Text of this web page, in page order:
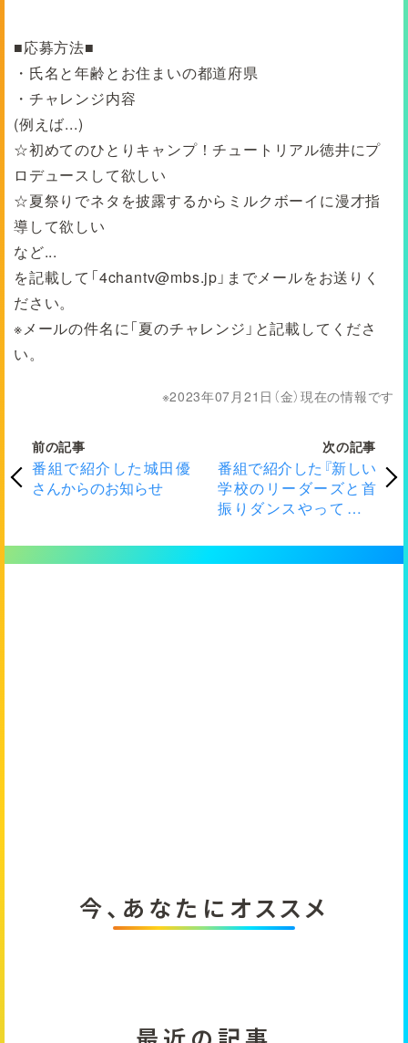
■応募方法■
・氏名と年齢とお住まいの都道府県
・チャレンジ内容
(例えば...)
☆初めてのひとりキャンプ！チュートリアル徳井にプ
ロデュースして欲しい
☆夏祭りでネタを披露するからミルクボーイに漫才指
導して欲しい
など...
を記載して「4chantv@mbs.jp」までメールをお送りく
ださい。
※メールの件名に「夏のチャレンジ」と記載してくださ
い。
2023年07月21日（金）現在の情報です
前の記事
番組で紹介した城田優
さんからのお知らせ
次の記事
番組で紹介した『新しい
学校のリーダーズと首
振りダンスやってみた
に関するお問合せ
今、あなたにオススメ